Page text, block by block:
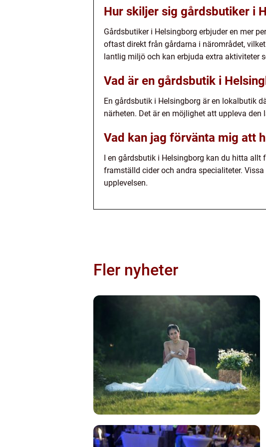
Hur skiljer sig gårdsbutiker i
Gårdsbutiker i Helsingborg erbjuder en mer
oftast direkt från gårdarna i närområdet,
lantlig miljö och kan erbjuda extra aktiviteter
Vad är en gårdsbutik i
En gårdsbutik i Helsingborg är en lokalbutik
närheten. Det är en möjlighet att uppleva
Vad kan jag förvänta mig att
I en gårdsbutik i Helsingborg kan du hitta
framställd cider och andra specialiteter.
upplevelsen.
Fler nyheter